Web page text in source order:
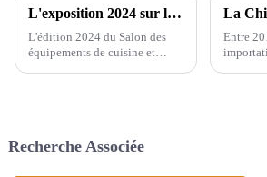
L'exposition 2024 sur les équipements de cuisine et sanitaires de Yiwu se tiendra du 28 au 30 de ce mois au centre d'exposition international de Yiwu.
L'édition 2024 du Salon des
équipements de cuisine et
marques…
Entre
Recherche Associée